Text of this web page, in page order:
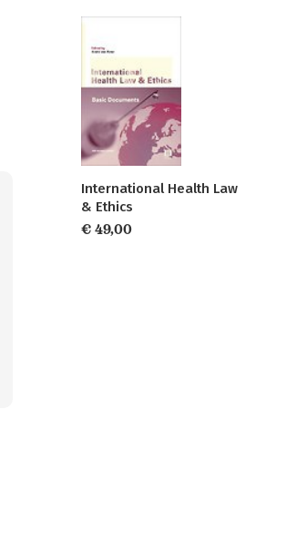
International Health Law
& Ethics
€ 49,00